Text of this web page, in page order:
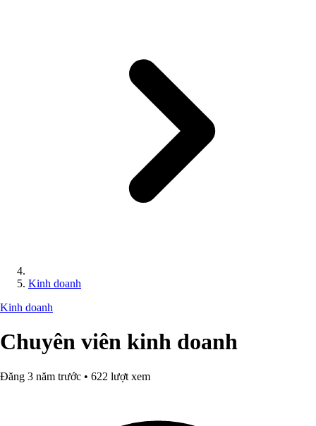
Kinh doanh
Kinh doanh
Chuyên viên kinh doanh
Đăng 3 năm trước • 622 lượt xem